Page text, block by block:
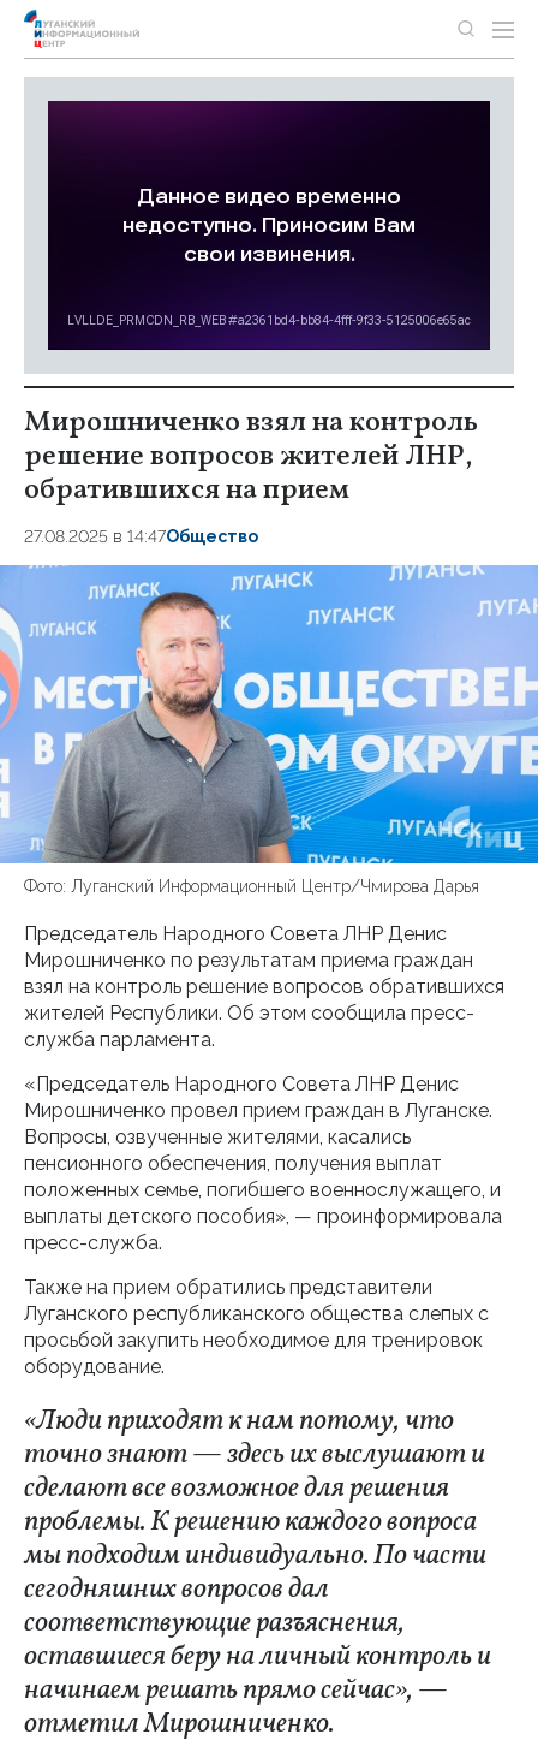
Мирошниченко взял на контроль
решение вопросов жителей ЛНР,
обратившихся на прием
27.08.2025 в 14:47Общество
Фото: Луганский Информационный Центр/Чмирова Дарья
Председатель Народного Совета ЛНР Денис
Мирошниченко по результатам приема граждан
взял на контроль решение вопросов обратившихся
жителей Республики. Об этом сообщила пресс-
служба парламента.
«Председатель Народного Совета ЛНР Денис
Мирошниченко провел прием граждан в Луганске.
Вопросы, озвученные жителями, касались
пенсионного обеспечения, получения выплат
положенных семье, погибшего военнослужащего, и
выплаты детского пособия», — проинформировала
пресс-служба.
Также на прием обратились представители
Луганского республиканского общества слепых с
просьбой закупить необходимое для тренировок
оборудование.
«Люди приходят к нам потому, что
точно знают — здесь их выслушают и
сделают все возможное для решения
проблемы. К решению каждого вопроса
мы подходим индивидуально. По части
сегодняшних вопросов дал
соответствующие разъяснения,
оставшиеся беру на личный контроль и
начинаем решать прямо сейчас», —
отметил Мирошниченко.